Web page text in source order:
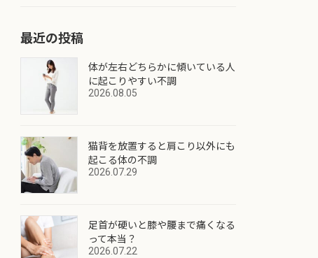
最近の投稿
体が左右どちらかに傾いている人
に起こりやすい不調
2026.08.05
猫背を放置すると肩こり以外にも
起こる体の不調
2026.07.29
足首が硬いと膝や腰まで痛くなる
って本当？
2026.07.22